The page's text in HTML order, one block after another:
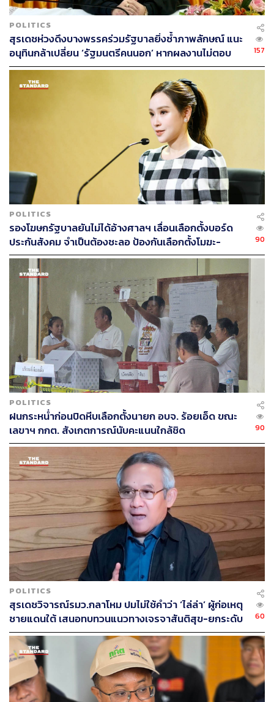
(27 พ.ย.)นายแพทย์
โพสต์เฟซบุ๊กเปิดเผยรายชื่ออดีต ส.ส. เพื่อไทย ที่ย้ายไปพรรค
พลังประชารัฐ จำนวน 40 คน ขณะที่ THE STANDARD
ตรวจสอบเพิ่มเติม พบว่ามีอดีต ส.ส. ตั้งแต่ยุคไทยรักไทย พลัง
ประชาชน และเพื่อไทยอย่างน้อยกว่า 44 คน ที่ย้ายขั้วเปลี่ยน
ข้างตามรายชื่อดังนี้
สุริยะ จึงรุ่งเรืองกิจ
สมศักดิ์ เทพสุทิน
วราเทพ รัตนากร (อดีตรัฐมนตรีประจำสำนักนายก
รัฐมนตรี ในรัฐบาลยิ่งลักษณ์ ชินวัตร)
สันติ พร้อมพัฒน์
สุพล ฟองงาม
ปรีชา เร่งสมบูรณ์สุข
วีระกร คำประกอบ
ฐานิสร์ เทียนทอง
จำลอง ครุฑขุนทด
สุรพร ดนัยตั้งตระกูล
จักรวาล ชัยวิรัตน์นุกูล
วันเพ็ญ พร้อมพัฒน์
เอี่ยม ทองใจสด
จักรัตน์ พั้วช่วย
สุรศักดิ์ อนรรฆพันธ์
จรัสฤทธิ์ จันทรสุรินทร์
อิทธิรัตน์ จันทรสุรินทร์
ไผ่ ลิกค์
พ.ต.ท. ไวพจน์ อาภรณ์รัตน์
ปริญญา ฤกษ์หร่าย
อนันต์ ผลอำนวย
สุรสิทธิ์ วงศ์วิทยานันท์
เปล่งมณี เร่งสมบูรณ์สุข
วันชัย บุษบา
สุทธิชัย จรูญเนตร
สุชาติ ตันติวณิชชานนท์
เวียง วรเชษฐ์
POLITICS
สุรเดชห่วงดึงบางพรรคร่วมรัฐบาลยิ่งซ้ำภาพลักษณ์ แนะ
อนุทินกล้าเปลี่ยน ‘รัฐมนตรีคนนอก’ หากผลงานไม่ตอบ
โจทย์ เปิดทางคนเก่งช่วยประเทศ
157
POLITICS
รองโฆษกรัฐบาลยันไม่ได้อ้างศาลฯ เลื่อนเลือกตั้งบอร์ด
ประกันสังคม จำเป็นต้องชะลอ ป้องกันเลือกตั้งโมฆะ-
ปกป้องสิทธิผู้ประกันตน
90
POLITICS
ฝนกระหน่ำก่อนปิดหีบเลือกตั้งนายก อบจ. ร้อยเอ็ด ขณะ
เลขาฯ กกต. สังเกตการณ์นับคะแนนใกล้ชิด
90
POLITICS
สุรเดชวิจารณ์รมว.กลาโหม ปมไม่ใช้คำว่า ‘ไล่ล่า’ ผู้ก่อเหตุ
ชายแดนใต้ เสนอทบทวนแนวทางเจรจาสันติสุข-ยกระดับ
มาตรการชายแดน
60